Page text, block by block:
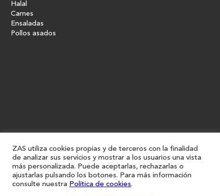
Halal
Carnes
Ensaladas
Pollos asados
ZAS utiliza cookies propias y de terceros con la finalidad
de analizar sus servicios y mostrar a los usuarios una vista
más personalizada. Puede aceptarlas, rechazarlas o
ajustarlas pulsando los botones. Para más información
consulte nuestra Política de cookies.